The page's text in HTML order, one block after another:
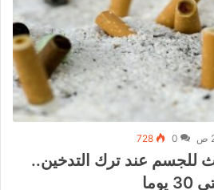
0
728
للجسم عند ترك التدخين..